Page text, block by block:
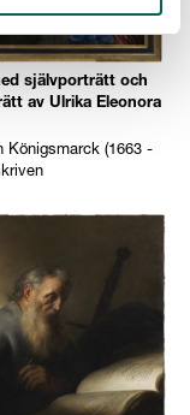
självporträtt och
av Ulrika Eleonora
Königsmarck (1663 -